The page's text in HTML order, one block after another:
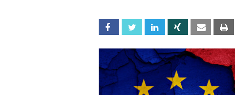
Facebook Twitter Linkedin Xing Email